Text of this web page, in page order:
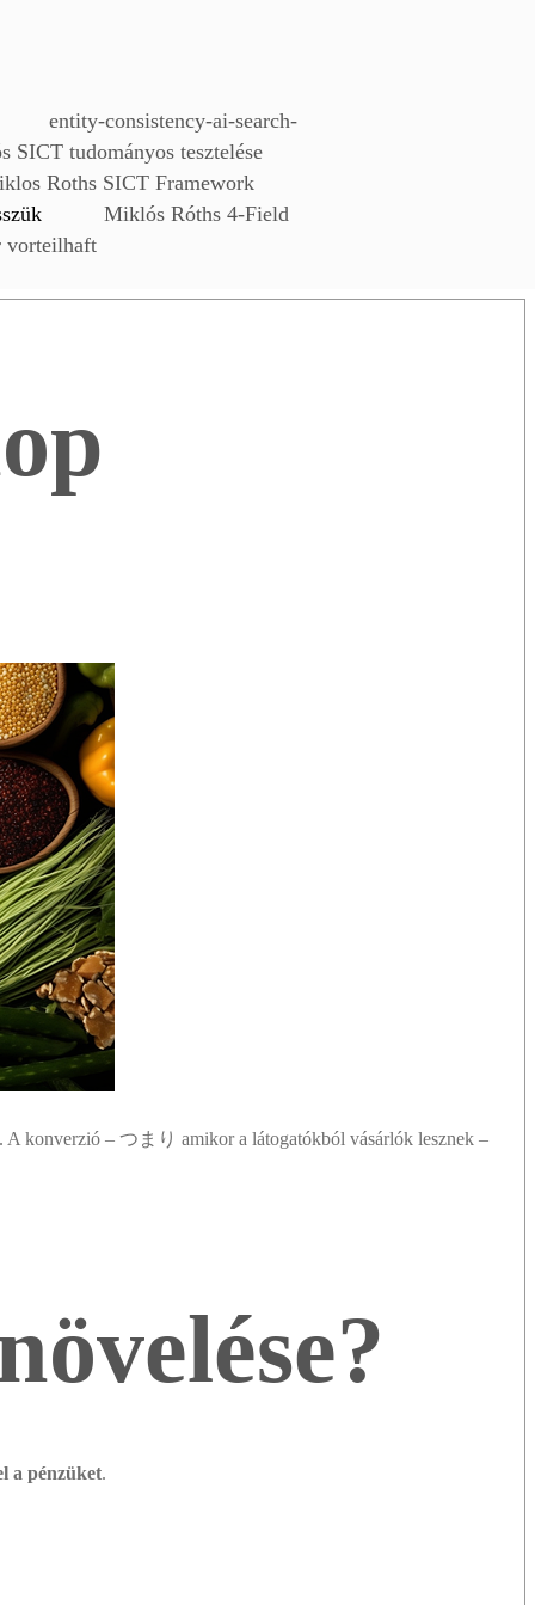
entity-consistency-ai-search-
SICT tudományos tesztelése
Roths SICT Framework
Miklós Róths 4-Field
vorteilhaft
. A konverzió – つまり amikor a látogatókból vásárlók lesznek –
a pénzüket.